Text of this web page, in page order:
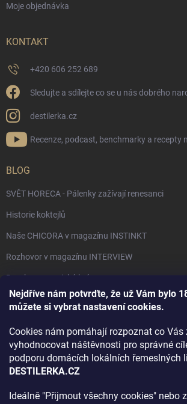
Nejdříve nám potvrďte, že už Vám bylo
můžete si vybrat nastavení cookies.
Cookies nám pomáhají rozpoznat co Vás
vyhodnocovat náštěvnosti pro správné
podporu domácích lokálních řemeslných
DESTILERKA.CZ
Ideálně "Přijmout všechny cookies" nebo
Moje objednávka
KONTAKT
+420 606 252 689
Sledujte a sdílejte co se u nás dobrého
destilerka.cz
Recenze, podcast, benchmarky a recepty
BLOG
SVĚT HORECA - Pálenky zažívají renesanci
Historie koktejlů
Naše CHICORA v magazínu INSTINKT
Rozhovor v magazínu INTERVIEW
Bourbon, americká krása.
Napsali v TÝDNU o naší práci
Rozhovor s DESTILERKA.CZ v magazínu
Jak vybrat dárek na Vánoce